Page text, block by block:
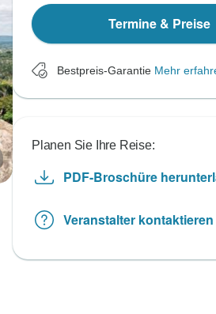
Termine & Preise
Bestpreis-Garantie Mehr
Planen Sie Ihre Reise:
PDF-Broschüre
Veranstalter kontaktieren